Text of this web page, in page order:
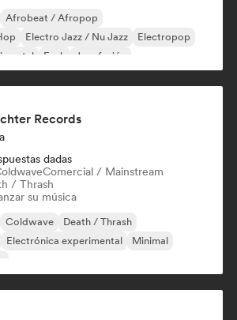
Afrobeat / Afropop
Electro Jazz / Nu Jazz
Electropop
Funk Jazz fusión
Records
dadas
Comercial / Mainstream
/ Thrash
su música
Coldwave
Death / Thrash
Electrónica experimental
Minimal